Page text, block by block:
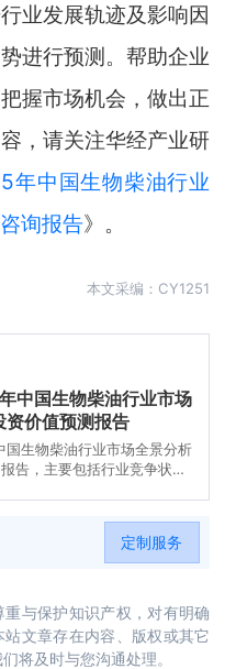
业发展轨迹及影响因
进行预测。帮助企业
握市场机会，做出正
，请关注华经产业研
年中国生物柴油行业
询报告》。
本文采编：CY1251
中国生物柴油行业市场
资价值预测报告
生物柴油行业市场全景分析
告，主要包括行业竞争状态
定制服务
与保护知识产权，对有明确
文章存在内容、版权或其它
将及时与您沟通处理。